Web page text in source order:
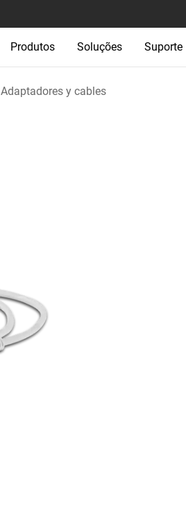
Produtos Soluções Suporte
Adaptadores y cables